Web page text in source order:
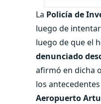
La Policía de
luego de
luego de que el
denunciado
afirmó en dicha
los
Aeropuerto